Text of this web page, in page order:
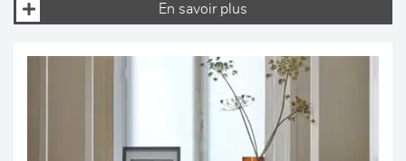
En savoir plus